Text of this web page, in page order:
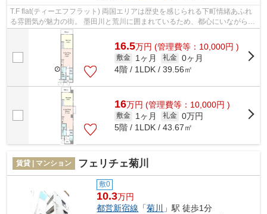
T.F flat(ティーエフフラット) 両国エリアは歴史を感じられる下町情緒あふれ
る雰囲気が魅力の街。 墨田川と荒川に囲まれているため、都心にいながらも
16.5万円 (管理費等：10,000円 )
敷金 1ヶ月 礼金 0ヶ月
4階 / 1LDK / 39.56㎡
16万円 (管理費等：10,000円 )
敷金 1ヶ月 礼金 0万円
5階 / 1LDK / 43.67㎡
賃貸 | マンション フェリチェ菊川
敷0
10.3万円
都営新宿線 「菊川
」駅 徒歩1分